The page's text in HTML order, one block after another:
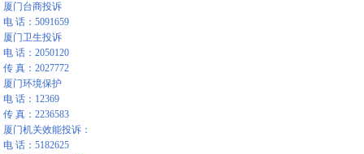
厦门台商投诉
电 话：5091659
厦门卫生投诉
电 话：2050120
传 真：2027772
厦门环境保护
电 话：12369
传 真：2236583
厦门机关效能投诉：
电 话：5182625